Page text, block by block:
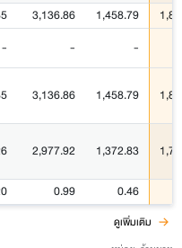
3,136.86 1,458.79
- - -
3,136.86 1,458.79
2,977.92 1,372.83
0.99 0.46
ดูเพิ่มเติม